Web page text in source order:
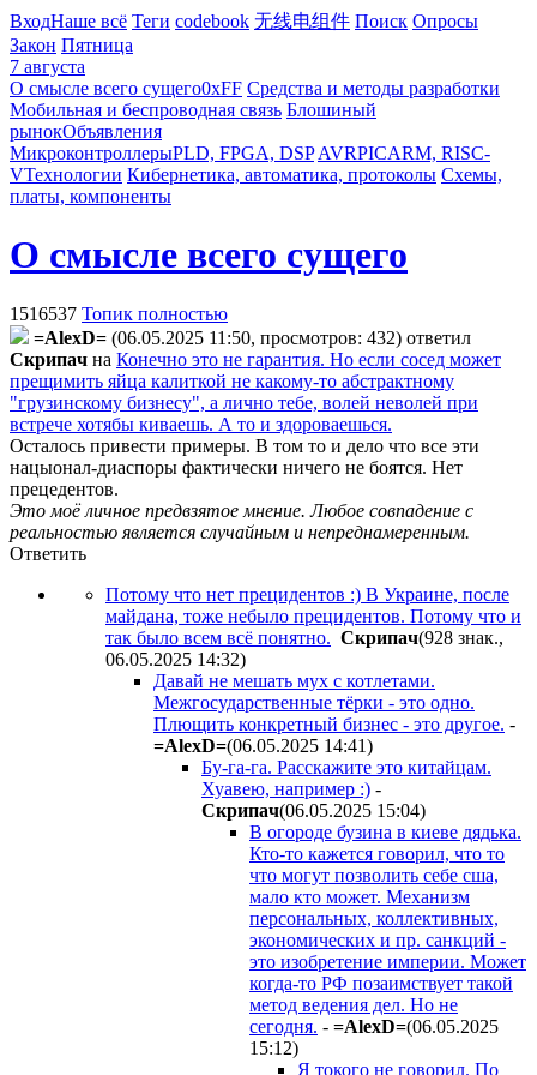
ВходНаше всё Теги codebook 无线电组件 Поиск Опросы
Закон Пятница
7 августа
О смысле всего сущего0xFF Средства и методы разработки
Мобильная и беспроводная связь Блошиный
рынокОбъявления
МикроконтроллерыPLD, FPGA, DSP AVRPICARM, RISC-
VТехнологии Кибернетика, автоматика, протоколы Схемы,
платы, компоненты
О смысле всего сущего
1516537 Топик полностью
=AlexD= (06.05.2025 11:50, просмотров: 432) ответил
Cкpипaч на Конечно это не гарантия. Но если сосед может
прещимить яйца калиткой не какому-то абстрактному
"грузинскому бизнесу", а лично тебе, волей неволей при
встрече хотябы киваешь. А то и здороваешься.
Осталось привести примеры. В том то и дело что все эти
нацыонал-диаспоры фактически ничего не боятся. Нет
прецедентов.
Это моё личное предвзятое мнение. Любое совпадение с
реальностью является случайным и непреднамеренным.
Ответить
Потому что нет прецидентов :) В Украине, после
майдана, тоже небыло прецидентов. Потому что и
так было всем всё понятно. Cкpипaч(928 знак.,
06.05.2025 14:32)
Давай не мешать мух с котлетами.
Межгосударственные тёрки - это одно.
Плющить конкретный бизнес - это другое. -
=AlexD=(06.05.2025 14:41)
Бу-га-га. Расскажите это китайцам.
Хуавею, например :) -
Cкpипaч(06.05.2025 15:04)
В огороде бузина в киеве дядька.
Кто-то кажется говорил, что то
что могут позволить себе сша,
мало кто может. Механизм
персональных, коллективных,
экономических и пр. санкций -
это изобретение империи. Может
когда-то РФ позаимствует такой
метод ведения дел. Но не
сегодня. - =AlexD=(06.05.2025
15:12)
Я токого не говорил. По